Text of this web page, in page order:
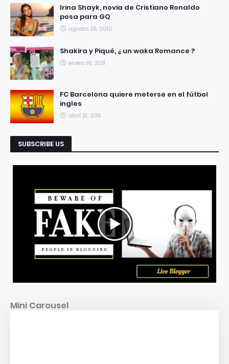
Irina Shayk, novia de Cristiano Ronaldo
posa para GQ
agosto 25, 2010
Shakira y Piqué, ¿ un waka Romance ?
enero 16, 2011
FC Barcelona quiere meterse en el fútbol
ingles
abril 21, 2011
SUBSCRIBE US
Mini Carousel